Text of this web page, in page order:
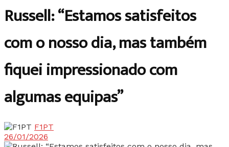
Russell: “Estamos satisfeitos
com o nosso dia, mas também
fiquei impressionado com
algumas equipas”
F1PT
26/01/2026